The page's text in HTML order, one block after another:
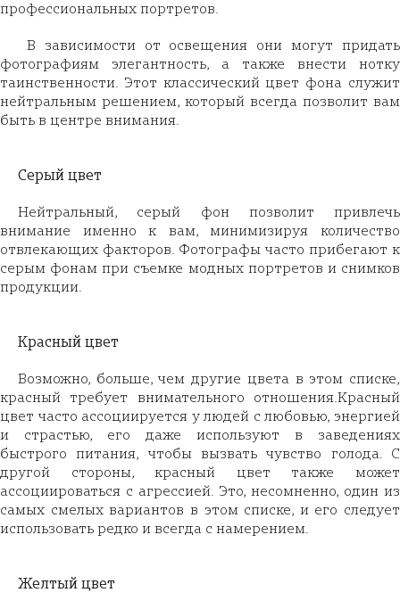
профессиональных портретов.
В зависимости от освещения они могут придать
фотографиям элегантность, а также внести нотку
таинственности. Этот классический цвет фона служит
нейтральным решением, который всегда позволит вам
быть в центре внимания.
Серый цвет
Нейтральный, серый фон позволит привлечь
внимание именно к вам, минимизируя количество
отвлекающих факторов. Фотографы часто прибегают к
серым фонам при съемке модных портретов и снимков
продукции.
Красный цвет
Возможно, больше, чем другие цвета в этом списке,
красный требует внимательного отношения.Красный
цвет часто ассоциируется у людей с любовью, энергией
и страстью, его даже используют в заведениях
быстрого питания, чтобы вызвать чувство голода. С
другой стороны, красный цвет также может
ассоциироваться с агрессией. Это, несомненно, один из
самых смелых вариантов в этом списке, и его следует
использовать редко и всегда с намерением.
Желтый цвет